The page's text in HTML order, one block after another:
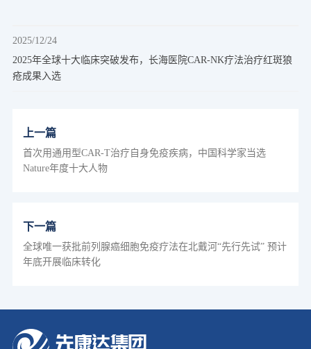
2025/12/24
2025年全球十大临床突破发布，长海医院CAR-NK疗法治疗红斑狼
疮成果入选
上一篇
首次用通用型CAR-T治疗自身免疫疾病，中国科学家当选
Nature年度十大人物
下一篇
全球唯一获批前列腺癌细胞免疫疗法在北戴河“先行先试” 预计
年底开展临床转化